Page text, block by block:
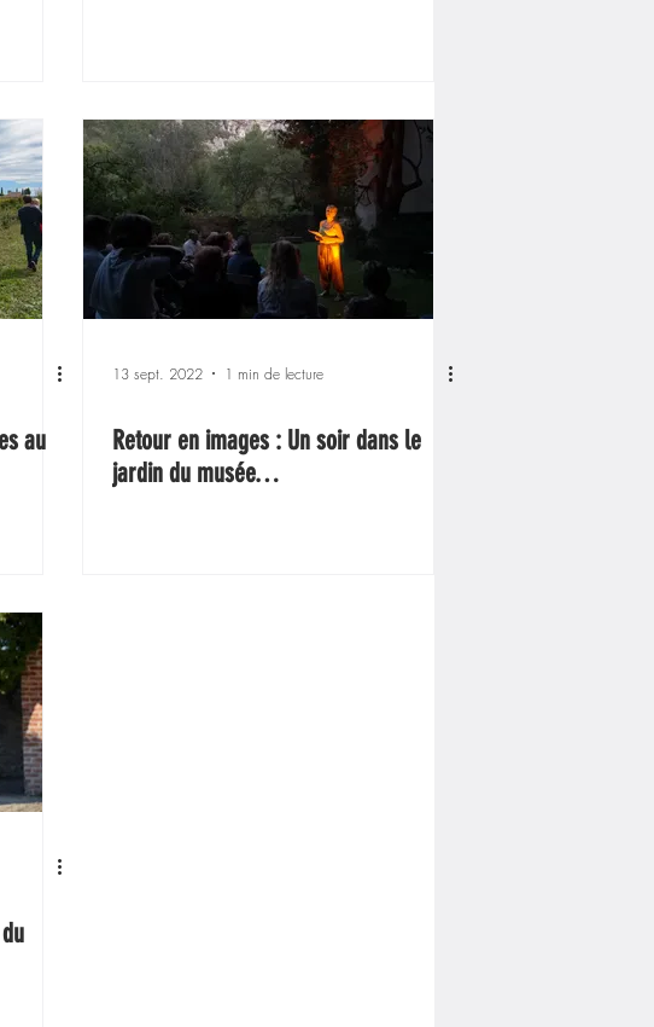
au
13 sept. 2022 1 min de lecture
Retour en images : Un soir dans le
jardin du musée…